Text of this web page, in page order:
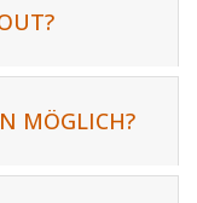
MÖGLICH?